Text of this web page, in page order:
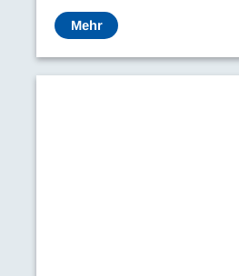
Mehr